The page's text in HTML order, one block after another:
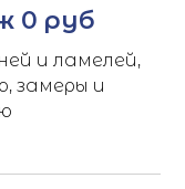
0 руб
и ламелей,
замеры и